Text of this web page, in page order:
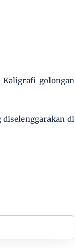
Kaligrafi golongan
diselenggarakan di